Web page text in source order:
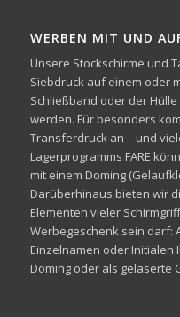
WERBEN MIT UND
Unsere Stockschirme und
Siebdruck auf einem oder
Schließband oder der
werden. Für besonders
Transferdruck an – und
Lagerprogramms FARE
mit einem Doming
Darüberhinaus bieten wir
Elementen vieler
Werbegeschenk sein darf:
Einzelnamen oder
Doming oder als gelaserte